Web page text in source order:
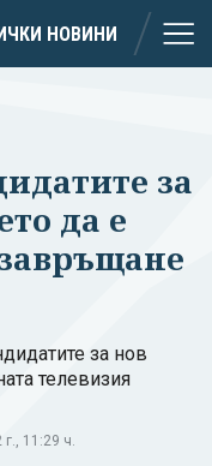
НОВИНИ
за
да е
за нов
телевизия
11:29 ч.